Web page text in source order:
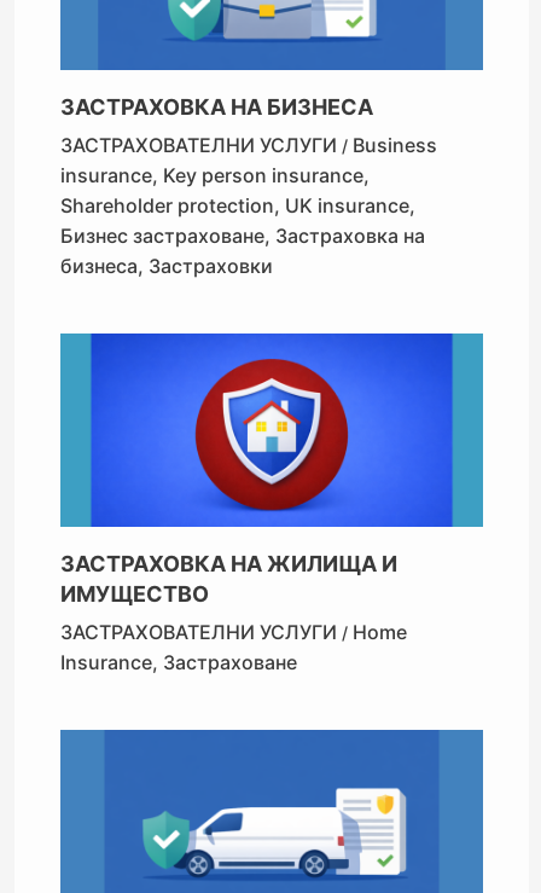
ЗАСТРАХОВКА НА БИЗНЕСА
ЗАСТРАХОВАТЕЛНИ УСЛУГИ / Business
insurance, Key person insurance,
Shareholder protection, UK insurance,
Бизнес застраховане, Застраховка на
бизнеса, Застраховки
ЗАСТРАХОВКА НА ЖИЛИЩА И
ИМУЩЕСТВО
ЗАСТРАХОВАТЕЛНИ УСЛУГИ / Home
Insurance, Застраховане